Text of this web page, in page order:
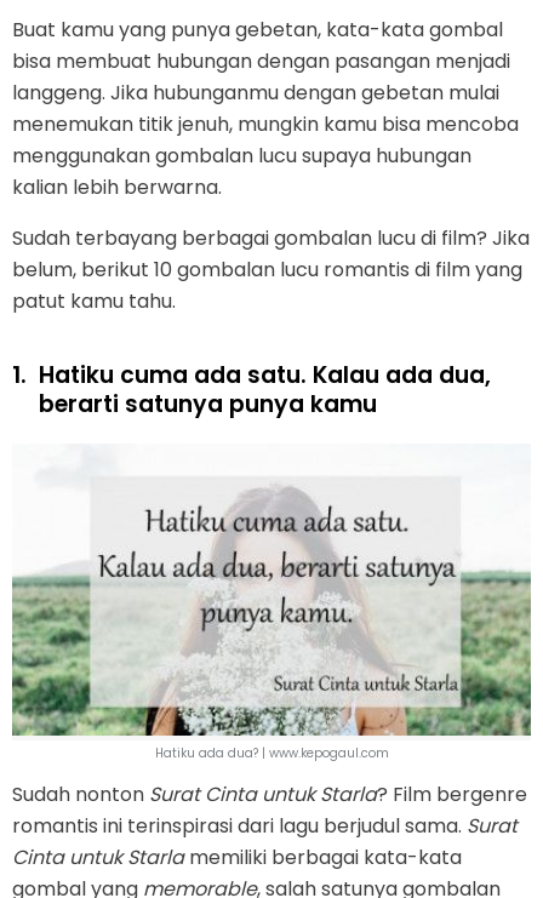
Buat kamu yang punya gebetan, kata-kata gombal
bisa membuat hubungan dengan pasangan menjadi
langgeng. Jika hubunganmu dengan gebetan mulai
menemukan titik jenuh, mungkin kamu bisa mencoba
menggunakan gombalan lucu supaya hubungan
kalian lebih berwarna.
Sudah terbayang berbagai gombalan lucu di film? Jika
belum, berikut 10 gombalan lucu romantis di film yang
patut kamu tahu.
1. Hatiku cuma ada satu. Kalau ada dua,
berarti satunya punya kamu
Hatiku ada dua? | www.kepogaul.com
Sudah nonton Surat Cinta untuk Starla? Film bergenre
romantis ini terinspirasi dari lagu berjudul sama. Surat
Cinta untuk Starlamemiliki berbagai kata-kata
gombal yang memorable, salah satunya gombalan